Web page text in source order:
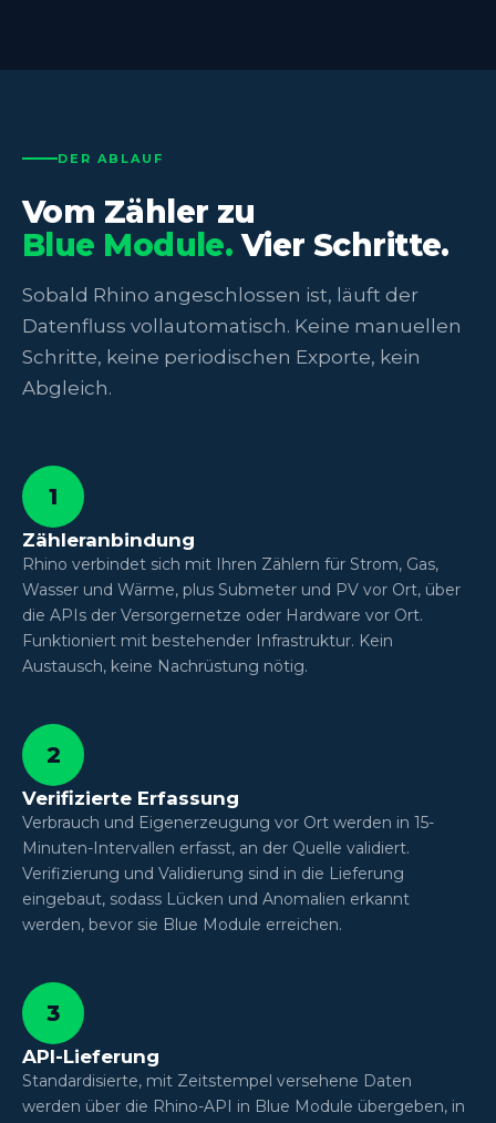
DER ABLAUF
Vom Zähler zu
Blue Module. Vier Schritte.
Sobald Rhino angeschlossen ist, läuft der
Datenfluss vollautomatisch. Keine manuellen
Schritte, keine periodischen Exporte, kein
Abgleich.
1
Zähleranbindung
Rhino verbindet sich mit Ihren Zählern für Strom, Gas,
Wasser und Wärme, plus Submeter und PV vor Ort, über
die APIs der Versorgernetze oder Hardware vor Ort.
Funktioniert mit bestehender Infrastruktur. Kein
Austausch, keine Nachrüstung nötig.
2
Verifizierte Erfassung
Verbrauch und Eigenerzeugung vor Ort werden in 15-
Minuten-Intervallen erfasst, an der Quelle validiert.
Verifizierung und Validierung sind in die Lieferung
eingebaut, sodass Lücken und Anomalien erkannt
werden, bevor sie Blue Module erreichen.
3
API-Lieferung
Standardisierte, mit Zeitstempel versehene Daten
werden über die Rhino-API in Blue Module übergeben, in